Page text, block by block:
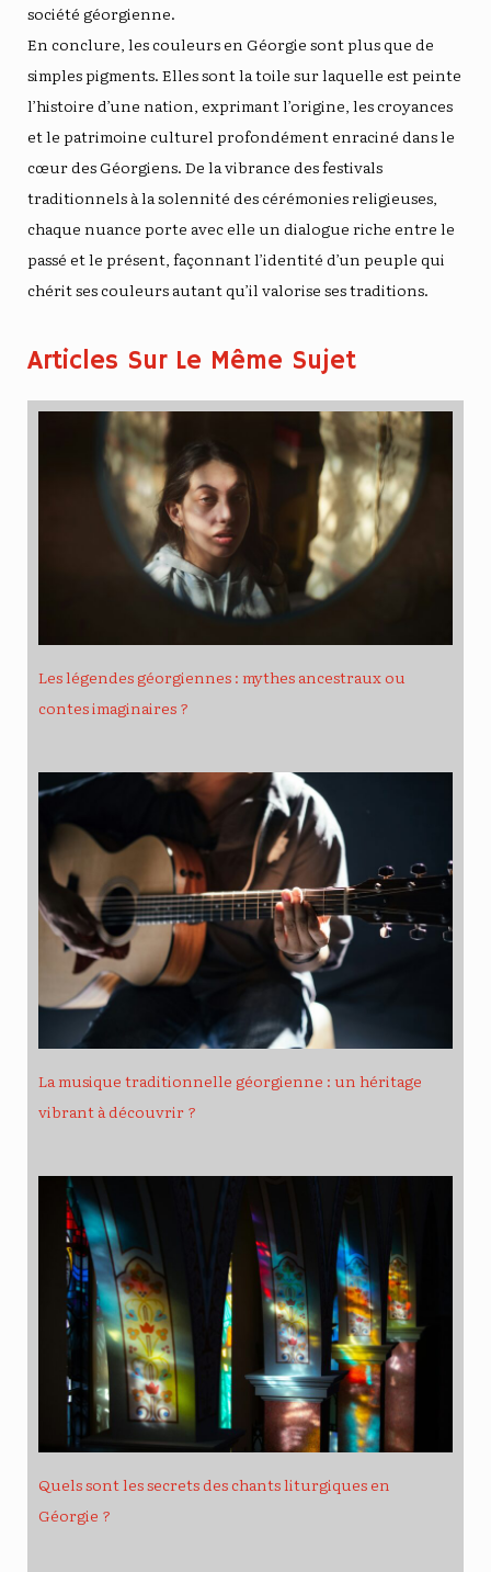
société géorgienne.
En conclure, les couleurs en Géorgie sont plus que de
simples pigments. Elles sont la toile sur laquelle est peinte
l’histoire d’une nation, exprimant l’origine, les croyances
et le patrimoine culturel profondément enraciné dans le
cœur des Géorgiens. De la vibrance des festivals
traditionnels à la solennité des cérémonies religieuses,
chaque nuance porte avec elle un dialogue riche entre le
passé et le présent, façonnant l’identité d’un peuple qui
chérit ses couleurs autant qu’il valorise ses traditions.
Articles Sur Le Même Sujet
Les légendes géorgiennes : mythes ancestraux ou
contes imaginaires ?
La musique traditionnelle géorgienne : un héritage
vibrant à découvrir ?
Quels sont les secrets des chants liturgiques en
Géorgie ?